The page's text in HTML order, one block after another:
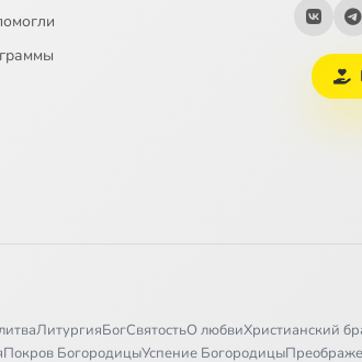
ЛитургияБогСвятостьО любвиХристианский
Покров БогородицыУспение Богородицы